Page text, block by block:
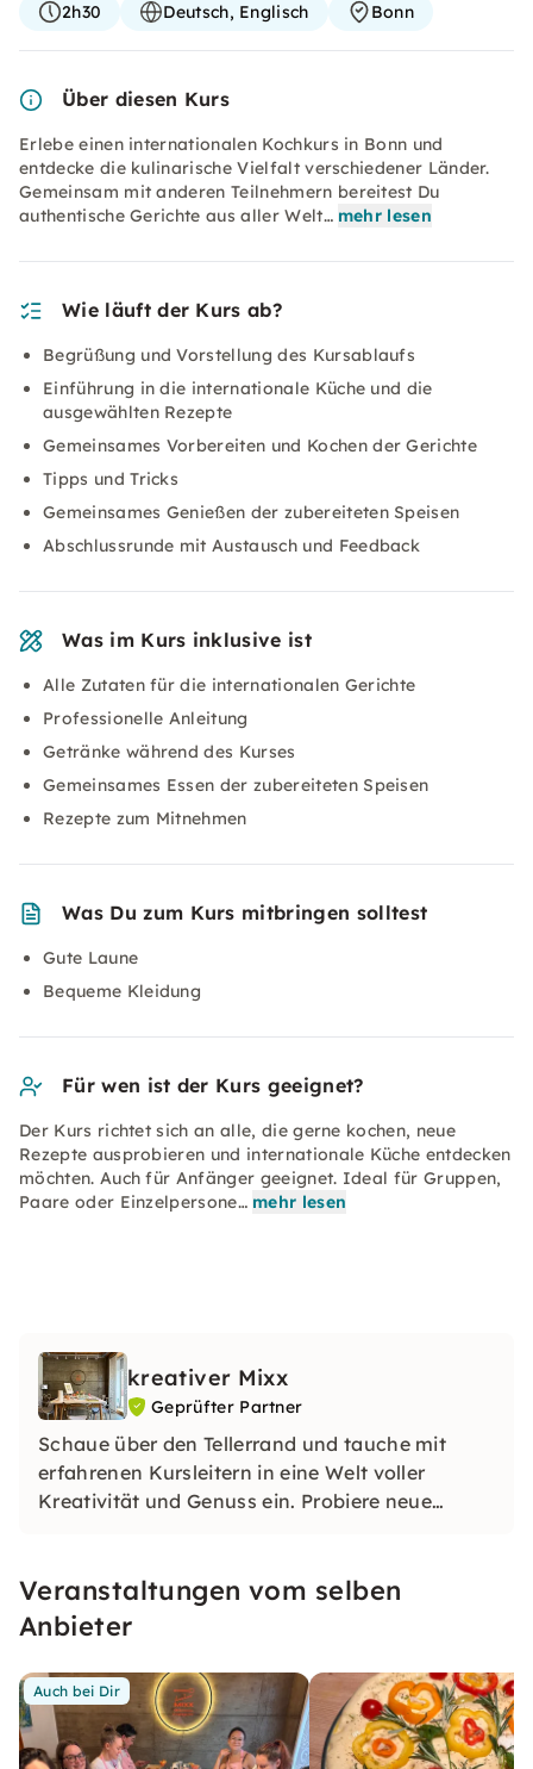
2h30 Deutsch, Englisch Bonn
Über diesen Kurs
Erlebe einen internationalen Kochkurs in Bonn und
entdecke die kulinarische Vielfalt verschiedener Länder.
Gemeinsam mit anderen Teilnehmern bereitest Du
authentische Gerichte aus aller Welt… mehr lesen
Wie läuft der Kurs ab?
Begrüßung und Vorstellung des Kursablaufs
Einführung in die internationale Küche und die
ausgewählten Rezepte
Gemeinsames Vorbereiten und Kochen der Gerichte
Tipps und Tricks
Gemeinsames Genießen der zubereiteten Speisen
Abschlussrunde mit Austausch und Feedback
Was im Kurs inklusive ist
Alle Zutaten für die internationalen Gerichte
Professionelle Anleitung
Getränke während des Kurses
Gemeinsames Essen der zubereiteten Speisen
Rezepte zum Mitnehmen
Was Du zum Kurs mitbringen solltest
Gute Laune
Bequeme Kleidung
Für wen ist der Kurs geeignet?
Der Kurs richtet sich an alle, die gerne kochen, neue
Rezepte ausprobieren und internationale Küche entdecken
möchten. Auch für Anfänger geeignet. Ideal für Gruppen,
Paare oder Einzelpersone… mehr lesen
kreativer Mixx
Geprüfter Partner
Schaue über den Tellerrand und tauche mit
erfahrenen Kursleitern in eine Welt voller
Kreativität und Genuss ein. Probiere neue
Freuden oder Kollegen planen? Freue dich auf
unsere Räumlichkeiten.
Veranstaltungen vom selben
Anbieter
Auch bei Dir